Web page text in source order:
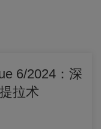
6/2024：深
拉术